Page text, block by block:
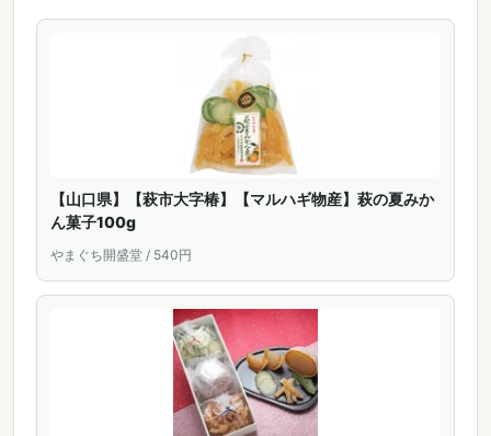
【山口県】【萩市大字椿】【マルハギ物産】萩の夏みか
ん菓子100g
やまぐち開盛堂 / 540円